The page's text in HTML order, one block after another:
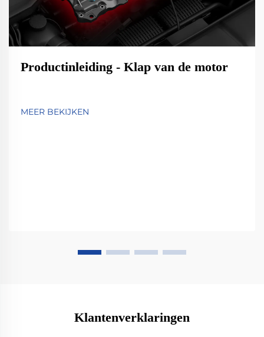
Productinleiding - Klap van de motor
MEER BEKIJKEN
Klantenverklaringen